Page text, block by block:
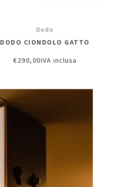
Dodo
DODO CIONDOLO GATTO
€290,00IVA inclusa